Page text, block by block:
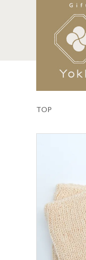
ファッション-Fashion-
TOP